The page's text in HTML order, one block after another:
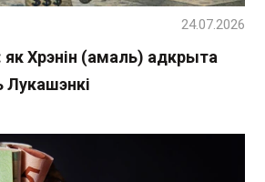
як Хрэнін (амаль) адкрыта
Лукашэнкі
24.07.2026